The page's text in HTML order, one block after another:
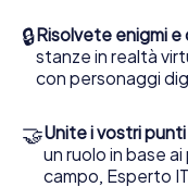
🔒Risolvete enigmi
stanze in realtà
con personaggi
🤝Unite i vostri
un ruolo in base
campo, Esperto